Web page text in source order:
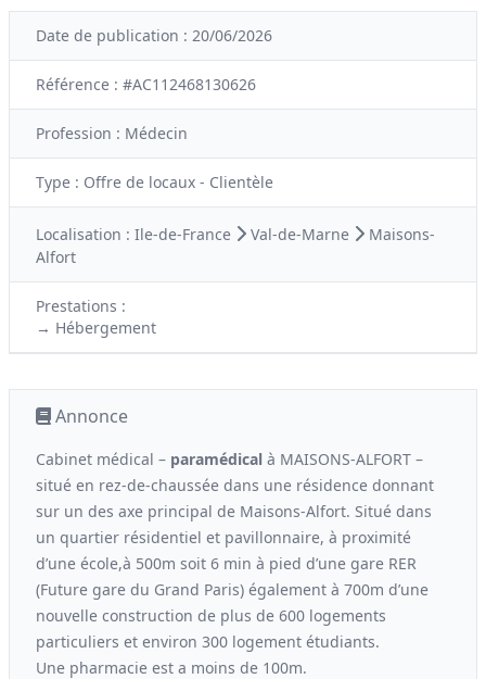
Date de publication : 20/06/2026
Référence : #AC112468130626
Profession : Médecin
Type : Offre de locaux - Clientèle
Localisation : Ile-de-France Val-de-Marne
Maisons-
Alfort
Prestations :
→ Hébergement
Annonce
Cabinet médical – paramédical à MAISONS-ALFORT –
situé en rez-de-chaussée dans une résidence donnant
sur un des axe principal de Maisons-Alfort. Situé dans
un quartier résidentiel et pavillonnaire, à proximité
d’une école,à 500m soit 6 min à pied d’une gare RER
(Future gare du Grand Paris) également à 700m d’une
nouvelle construction de plus de 600 logements
particuliers et environ 300 logement étudiants.
Une pharmacie est a moins de 100m.